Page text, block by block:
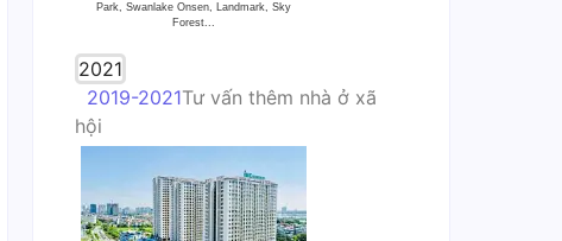
Park, Swanlake Onsen, Landmark, Sky
Forest...
2021
2019-2021Tư vấn thêm nhà ở xã
hội